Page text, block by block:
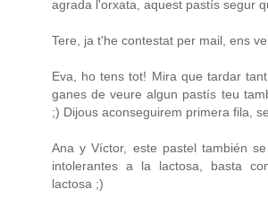
agrada l'orxata, aquest pastís segur
Tere, ja t'he contestat per mail, ens
Eva, ho tens tot! Mira que tardar
ganes de veure algun pastís teu
;) Dijous aconseguirem primera fila,
Ana y Víctor, este pastel también
intolerantes a la lactosa, basta
lactosa ;)